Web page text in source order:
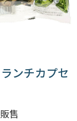
ンチカプセ
售